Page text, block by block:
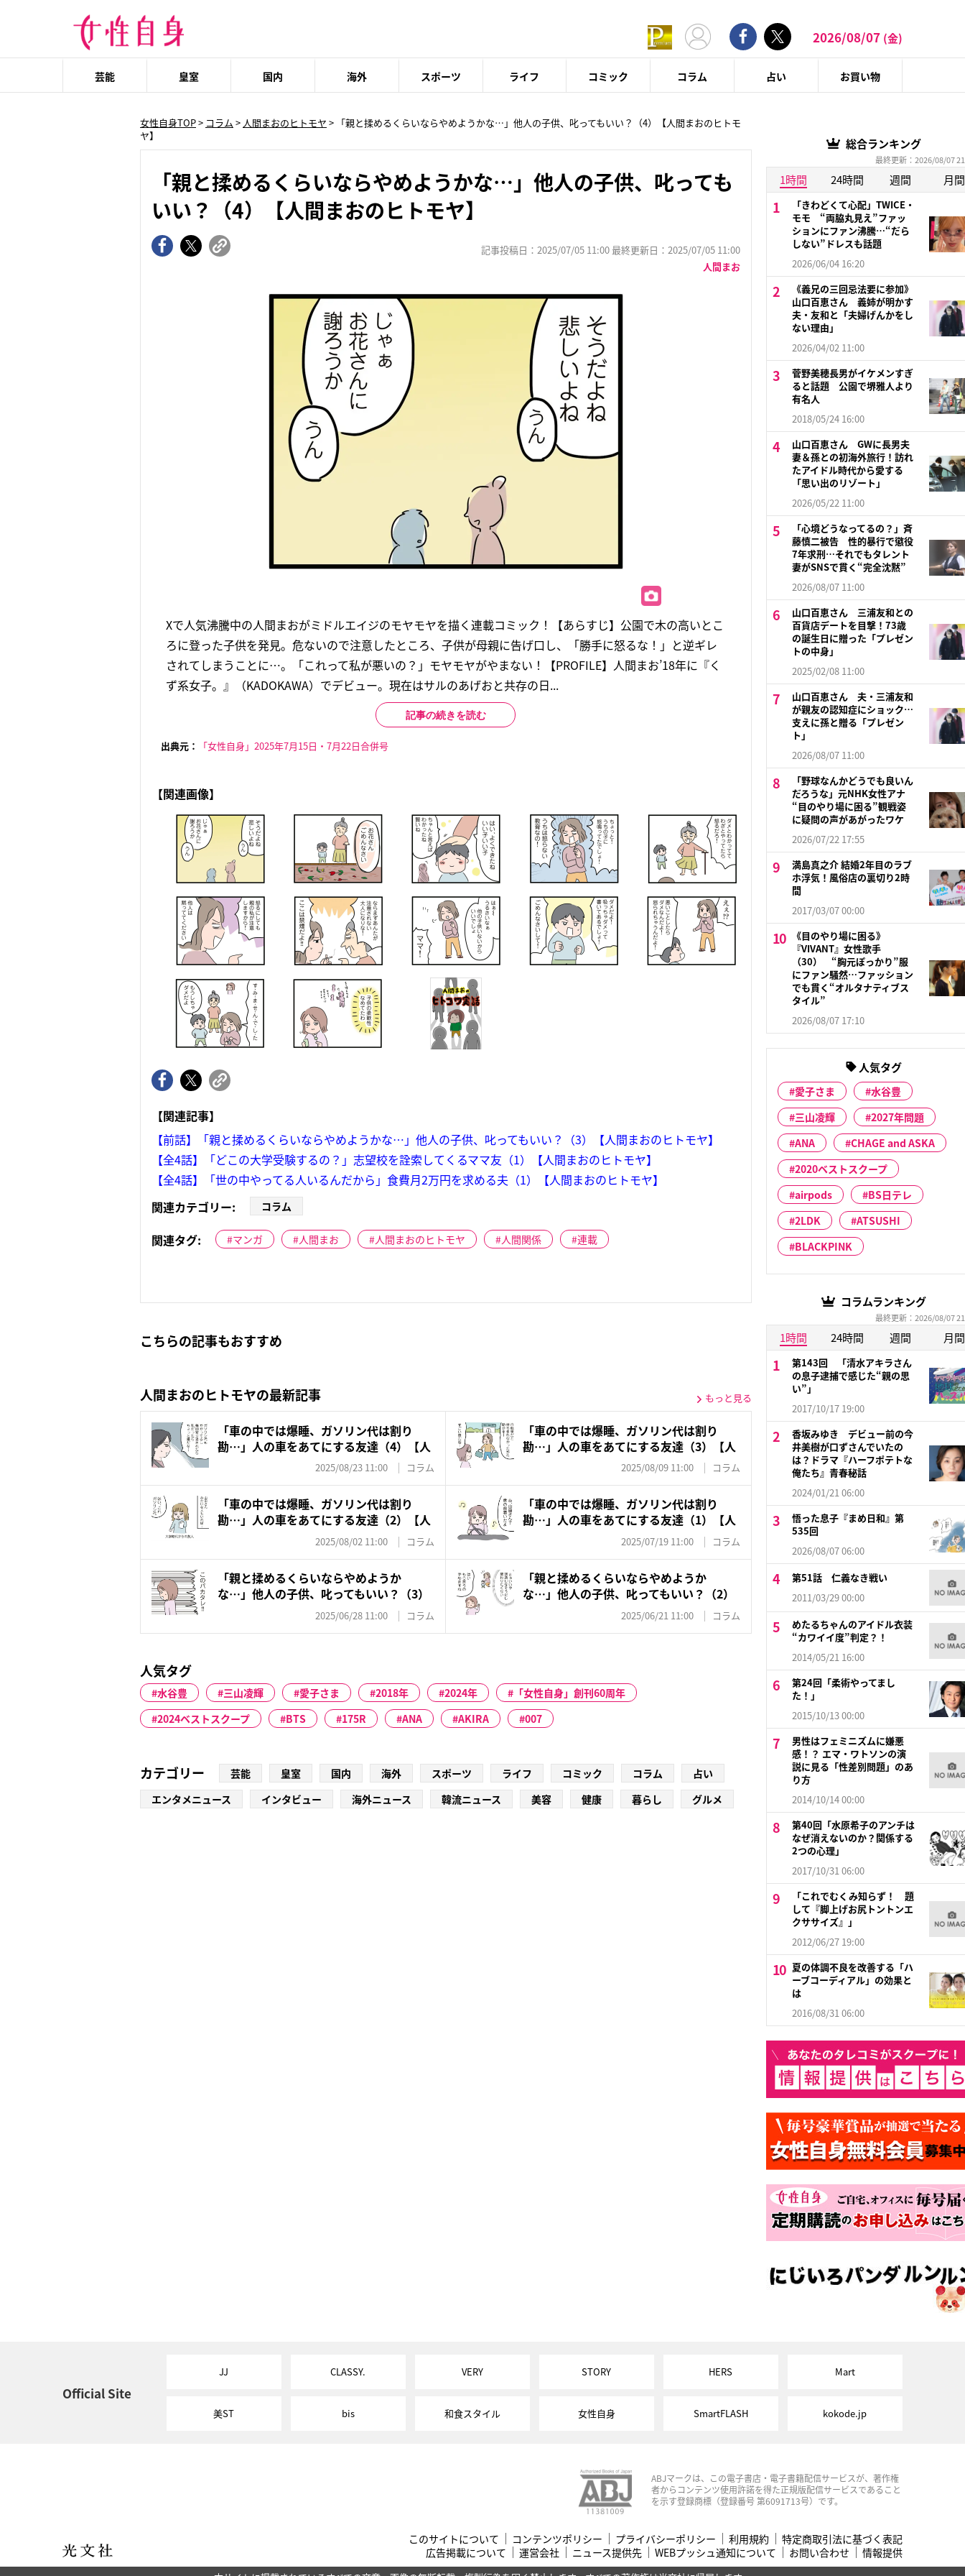
2026/08/07 (金)
芸能 皇室 国内 海外 スポーツ ライフ コミック コラム 占い お買い物
女性自身TOP> コラム > 人間まおのヒトモヤ > 「親と揉めるくらいならやめようかな…」他人の子供、叱ってもいい？（4）【人間まおのヒトモ
ヤ】
「親と揉めるくらいならやめようかな…」他人の子供、叱っても
いい？（4）【人間まおのヒトモヤ】
記事投稿日：2025/07/05 11:00 最終更新日：2025/07/05 11:00
人間まお
Xで人気沸騰中の人間まおがミドルエイジのモヤモヤを描く連載コミック！【あらすじ】公園で木の高いとこ
ろに登った子供を発見。危ないので注意したところ、子供が母親に告げ口し、「勝手に怒るな！」と逆ギレ
されてしまうことに…。「これって私が悪いの？」モヤモヤがやまない！【PROFILE】人間まお’18年に『く
ず系女子。』（KADOKAWA）でデビュー。現在はサルのあげおと共存の日...
記事の続きを読む
出典元： 「女性自身」2025年7月15日・7月22日合併号
【関連画像】
【関連記事】
【前話】「親と揉めるくらいならやめようかな…」他人の子供、叱ってもいい？（3）【人間まおのヒトモヤ】
【全4話】「どこの大学受験するの？」志望校を詮索してくるママ友（1）【人間まおのヒトモヤ】
【全4話】「世の中やってる人いるんだから」食費月2万円を求める夫（1）【人間まおのヒトモヤ】
関連カテゴリー:
コラム
関連タグ: マンガ 人間まお 人間まおのヒトモヤ 人間関係 連載
こちらの記事もおすすめ
人間まおのヒトモヤの最新記事 もっと見る
「車の中では爆睡、ガソリン代は割り
勘…」人の車をあてにする友達（4）【人
2025/08/23 11:00 コラム
「車の中では爆睡、ガソリン代は割り
勘…」人の車をあてにする友達（3）【人
2025/08/09 11:00 コラム
「車の中では爆睡、ガソリン代は割り
勘…」人の車をあてにする友達（2）【人
2025/08/02 11:00 コラム
「車の中では爆睡、ガソリン代は割り
勘…」人の車をあてにする友達（1）【人
2025/07/19 11:00 コラム
「親と揉めるくらいならやめようか
な…」他人の子供、叱ってもいい？（3）
2025/06/28 11:00 コラム
「親と揉めるくらいならやめようか
な…」他人の子供、叱ってもいい？（2）
2025/06/21 11:00 コラム
人気タグ
水谷豊 三山凌輝 愛子さま 2018年 2024年
「女性自身」創刊60周年
2024ベストスクープ
BTS 175R ANA AKIRA 007
カテゴリー 芸能 皇室 国内 海外 スポーツ ライフ コミック コラム
占い
エンタメニュース
インタビュー 海外ニュース 韓流ニュース 美容 健康 暮らし グルメ
総合ランキング
最終更新：2026/08/07
1時間 24時間 週間 月間
「きわどくて心配」TWICE・
モモ “両脇丸見え”ファッ
ションにファン沸騰…“だら
しない”ドレスも話題
2026/06/04 16:20
《義兄の三回忌法要に参加》
山口百恵さん 義姉が明かす
夫・友和と「夫婦げんかをし
ない理由」
2026/04/02 11:00
菅野美穂長男がイケメンすぎ
ると話題 公園で堺雅人より
有名人
2018/05/24 16:00
山口百恵さん GWに長男夫
妻＆孫との初海外旅行！訪れ
たアイドル時代から愛する
「思い出のリゾート」
2026/05/22 11:00
「心境どうなってるの？」斉
藤慎二被告 性的暴行で懲役
7年求刑…それでもタレント
妻がSNSで貫く“完全沈黙”
2026/08/07 11:00
山口百恵さん 三浦友和との
百貨店デートを目撃！73歳
の誕生日に贈った「プレゼン
トの中身」
2025/02/08 11:00
山口百恵さん 夫・三浦友和
が親友の認知症にショック…
支えに孫と贈る「プレゼン
ト」
2026/08/07 11:00
「野球なんかどうでも良いん
だろうな」元NHK女性アナ
“目のやり場に困る”観戦姿
に疑問の声があがったワケ
2026/07/22 17:55
満島真之介 結婚2年目のラブ
ホ浮気！風俗店の裏切り2時
間
2017/03/07 00:00
《目のやり場に困る》
『VIVANT』女性歌手
（30） “胸元ぽっかり”服
にファン騒然…ファッション
でも貫く“オルタナティブス
タイル”
2026/08/07 17:10
人気タグ
愛子さま
水谷豊
三山凌輝
2027年問題
ANA
CHAGE and ASKA
2020ベストスクープ
airpods
BS日テレ
2LDK
ATSUSHI
BLACKPINK
コラムランキング
最終更新：2026/08/07
1時間 24時間 週間 月間
第143回 「清水アキラさん
の息子逮捕で感じた“親の思
い”」
2017/10/17 19:00
香坂みゆき デビュー前の今
井美樹が口ずさんでいたの
は？ドラマ『ハーフポテトな
俺たち』青春秘話
2024/01/21 06:00
悟った息子『まめ日和』第
535回
2026/08/07 06:00
第51話 仁義なき戦い
2011/03/29 00:00
めたるちゃんのアイドル衣装
“カワイイ度”判定？！
2014/05/21 16:00
第24回「柔術やってまし
た！」
2015/10/13 00:00
男性はフェミニズムに嫌悪
感！？ エマ・ワトソンの演
説に見る「性差別問題」のあ
り方
2014/10/14 00:00
第40回「水原希子のアンチは
なぜ消えないのか？関係する
2つの心理」
2017/10/31 06:00
「これでむくみ知らず！ 題
して『脚上げお尻トントンエ
クササイズ』」
2012/06/27 19:00
夏の体調不良を改善する「ハ
ーブコーディアル」の効果と
は
2016/08/31 06:00
Official Site
JJ CLASSY. VERY STORY HERS Mart
美ST bis 和食スタイル 女性自身 SmartFLASH kokode.jp
ABJマークは、この電子書店・電子書籍配信サービスが、著作権
者からコンテンツ使用許諾を得た正規版配信サービスであること
を示す登録商標（登録番号 第6091713号）です。
このサイトについて コンテンツポリシー プライバシーポリシー 利用規約
特定商取引法に基づく表記
広告掲載について
運営会社 ニュース提供先 WEBプッシュ通知について お問い合わせ 情報提供